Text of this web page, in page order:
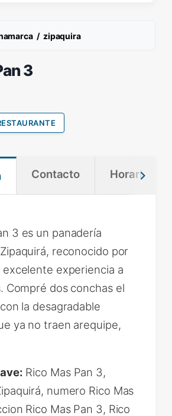
/ zipaquira
3
Contacto Horario
3 es un panadería
reconocido por
experiencia a
Compré dos conchas el
la desagradable
ya no traen arequipe,
Rico Mas Pan 3,
numero Rico Mas
Rico Mas Pan 3, Rico